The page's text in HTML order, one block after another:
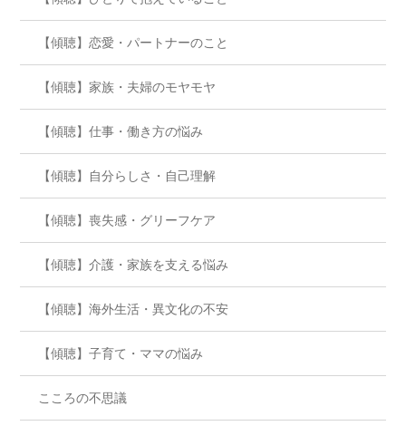
【傾聴】恋愛・パートナーのこと
【傾聴】家族・夫婦のモヤモヤ
【傾聴】仕事・働き方の悩み
【傾聴】自分らしさ・自己理解
【傾聴】喪失感・グリーフケア
【傾聴】介護・家族を支える悩み
【傾聴】海外生活・異文化の不安
【傾聴】子育て・ママの悩み
こころの不思議